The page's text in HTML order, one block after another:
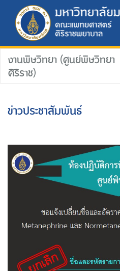
งานพิษวิทยา (ศูนย์พิษวิทยา
ศิริราช)
ข่าวประชาสัมพันธ์